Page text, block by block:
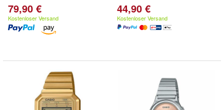
79,90 €
Kostenloser Versand
44,90 €
Kostenloser Versand